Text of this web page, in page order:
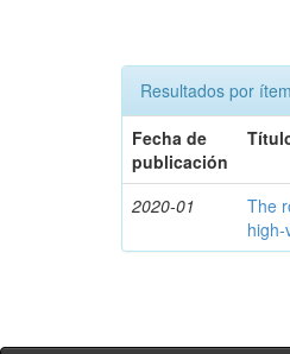
Resultados por
Fecha de
publicación
2020-01
The